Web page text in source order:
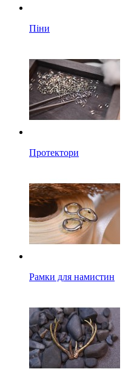
Піни
Протектори
Рамки для намистин